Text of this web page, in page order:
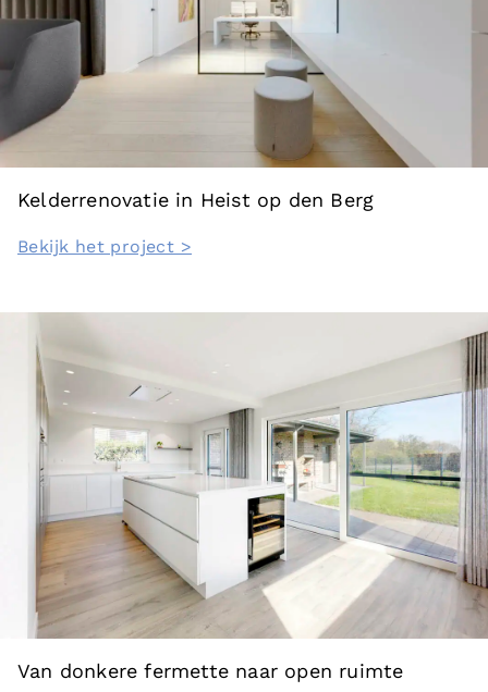
Kelderrenovatie in Heist op den Berg
Bekijk het project >
Van donkere fermette naar open ruimte